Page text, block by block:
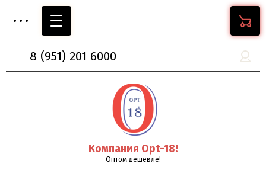
8 (951) 201 6000
Компания Opt-18!
Оптом дешевле!